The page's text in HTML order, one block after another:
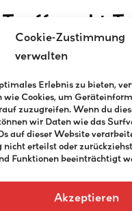
Cookie-Zustimmung
verwalten
Erlebnis zu bieten,
wie Cookies, um
zuzugreifen. Wenn du
wir Daten wie das
auf dieser Website
nicht erteilst oder
Funktionen beeinträchtigt
Akzeptieren
Treffpunkt
Website